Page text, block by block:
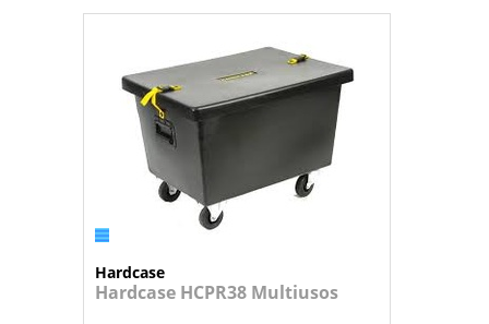
Hardcase
Hardcase HCPR38 Multiusos